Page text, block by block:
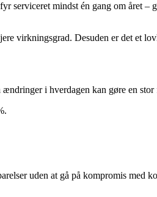
mindst én gang om året
virkningsgrad. Desuden er det et
i hverdagen kan gøre en stor
uden at gå på kompromis med